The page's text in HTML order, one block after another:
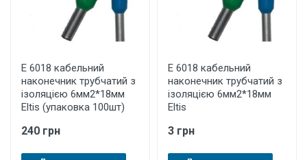
E 6018 кабельний
наконечник трубчатий з
ізоляцією 6мм2*18мм
Eltis (упаковка 100шт)
240 грн
E 6018 кабельний
наконечник трубчатий з
ізоляцією 6мм2*18мм
Eltis
3 грн